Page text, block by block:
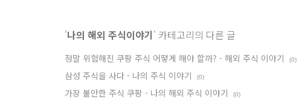
'나의 해외 주식이야기' 카테고리의 다른 글
정말 위험해진 쿠팡 주식 어떻게 해야 할까? - 해외 주식 이야기 (0)
삼성 주식을 사다 - 나의 주식 이야기 (0)
가장 불안한 주식 쿠팡 - 나의 해외 주식 이야기 (0)